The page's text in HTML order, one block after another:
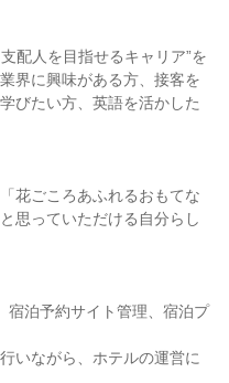
配人を目指せるキャリア”を
界に興味がある方、接客を
びたい方、英語を活かした
花ごころあふれるおもてな
思っていただける自分らし
宿泊予約サイト管理、宿泊プ
いながら、ホテルの運営に